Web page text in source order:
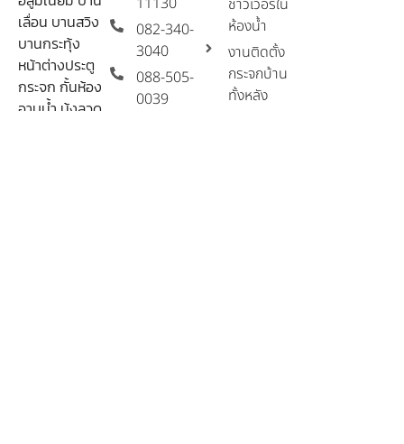
เลื่อน บานสวิง
บานกระทุ้ง
หน้าต่างประตู
กระจก กั้นห้อง
อาบน้ำ มุ้งลวด
082-340-
3040
088-505-
0039
ชาวเวอร์ใน
ห้องน้ำ
งานติดตั้ง
กระจกบ้าน
ทั้งหลัง